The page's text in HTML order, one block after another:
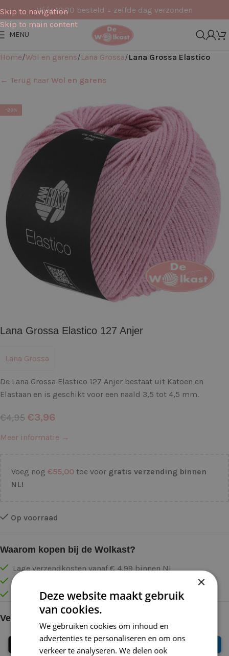
Skip to navigation
Skip to main content
Vóór 16:30 besteld = zelfde dag verzonden
MENU
Home Wol en garens Lana Grossa Lana Grossa Elastico
← Terug naar Wol en garens
-20%
Lana Grossa Elastico 127 Anjer
Lana Grossa
De Lana Grossa Elastico 127 Anjer bestaat uit Katoen en
Elastaan en is geschikt voor een naald 3,5 tot 4,5 mm.
€4,95 €3,96
Meer informatie →
Voeg nog €55,00 toe voor gratis verzending binnen
NL!
Op voorraad
Waarom kopen bij de Wolkast?
Lage verzendkosten vanaf € 4,99 binnen NL
Gratis verzonden vanaf €55,-
Vóór 16:30 besteld = Zelfde (werk)dag verzonden
Veilig online betalen
×
Deze website maakt gebruik
van cookies.
We gebruiken cookies om inhoud en
advertenties te personaliseren en om ons
verkeer te analyseren. We delen ook